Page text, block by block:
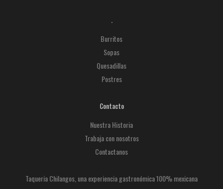
.
Burritos
Sopas
Quesadillas
Postres
Contacto
Nuestra Historia
Trabaja con nosotros
Contactanos
Taqueria Chilangos, una experiencia gastronómica 100% mexicana